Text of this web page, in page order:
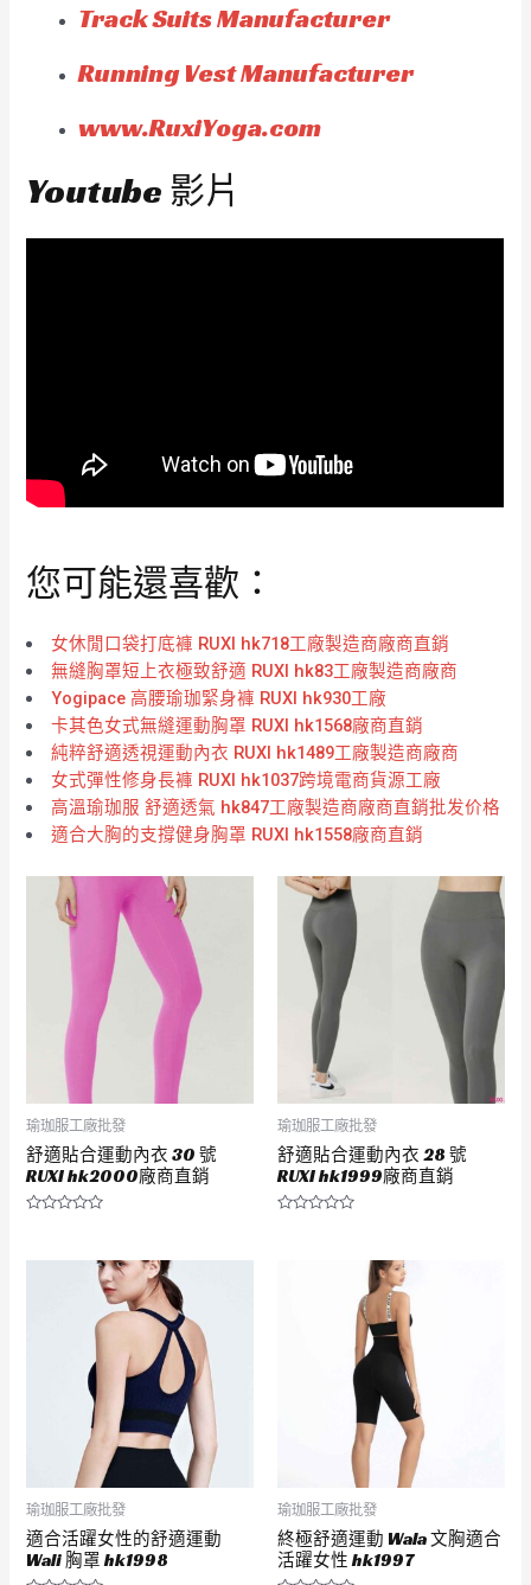
Track Suits Manufacturer
Running Vest Manufacturer
www.RuxiYoga.com
Youtube 影片
您可能還喜歡：
女休閒口袋打底褲 RUXI hk718工廠製造商廠商直銷
無縫胸罩短上衣極致舒適 RUXI hk83工廠製造商廠商
Yogipace 高腰瑜珈緊身褲 RUXI hk930工廠
卡其色女式無縫運動胸罩 RUXI hk1568廠商直銷
純粹舒適透視運動內衣 RUXI hk1489工廠製造商廠商
女式彈性修身長褲 RUXI hk1037跨境電商貨源工廠
高溫瑜珈服 舒適透氣 hk847工廠製造商廠商直銷批发价格
適合大胸的支撐健身胸罩 RUXI hk1558廠商直銷
瑜珈服工廠批發
舒適貼合運動內衣 30 號
RUXI hk2000廠商直銷
瑜珈服工廠批發
舒適貼合運動內衣 28 號
RUXI hk1999廠商直銷
瑜珈服工廠批發
適合活躍女性的舒適運動
Wali 胸罩 hk1998
瑜珈服工廠批發
終極舒適運動 Wala 文胸適合
活躍女性 hk1997